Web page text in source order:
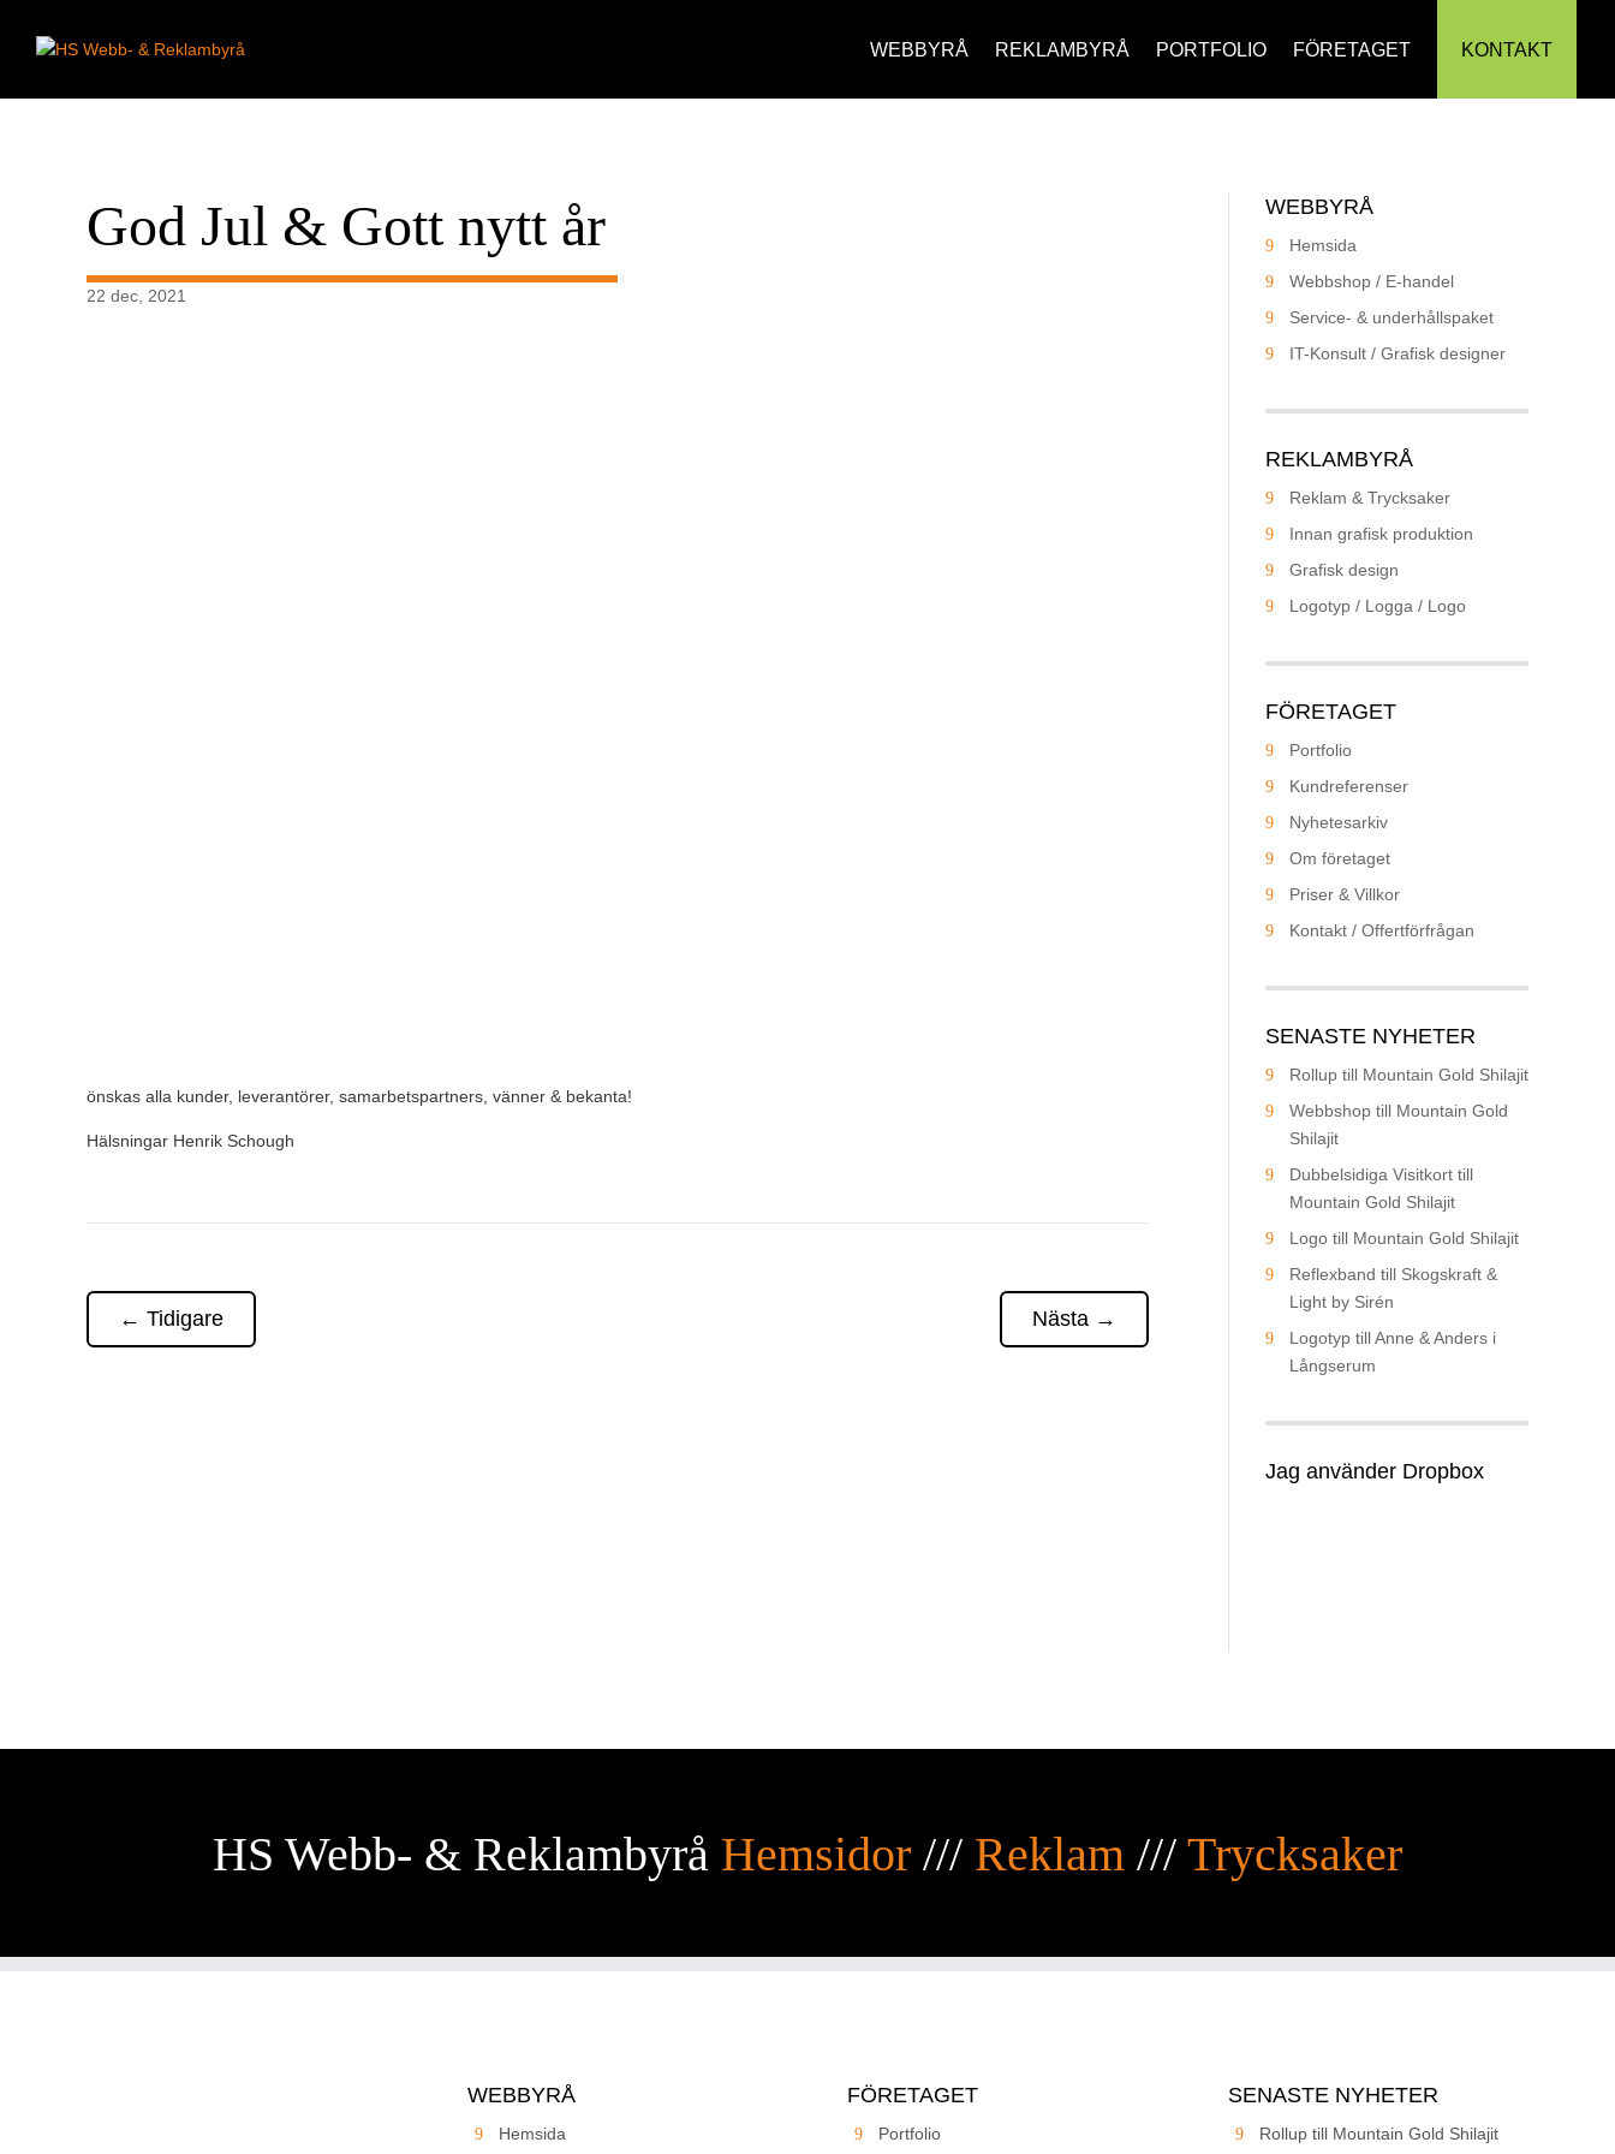
WEBBYRÅ REKLAMBYRÅ PORTFOLIO FÖRETAGET KONTAKT
God Jul & Gott nytt år
22 dec, 2021
önskas alla kunder, leverantörer, samarbetspartners, vänner & bekanta!
Hälsningar Henrik Schough
← Tidigare Nästa→
WEBBYRÅ
Hemsida
Webbshop / E-handel
Service- & underhållspaket
IT-Konsult / Grafisk designer
REKLAMBYRÅ
Reklam & Trycksaker
Innan grafisk produktion
Grafisk design
Logotyp / Logga / Logo
FÖRETAGET
Portfolio
Kundreferenser
Nyhetesarkiv
Om företaget
Priser & Villkor
Kontakt / Offertförfrågan
SENASTE NYHETER
Rollup till Mountain Gold Shilajit
Webbshop till Mountain Gold
Shilajit
Dubbelsidiga Visitkort till
Mountain Gold Shilajit
Logo till Mountain Gold Shilajit
Reflexband till Skogskraft &
Light by Sirén
Logotyp till Anne & Anders i
Långserum
Jag använder Dropbox
HS Webb- & Reklambyrå Hemsidor /// Reklam /// Trycksaker
WEBBYRÅ
Hemsida
FÖRETAGET
Portfolio
SENASTE NYHETER
Rollup till Mountain Gold Shilajit